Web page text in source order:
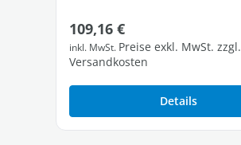
Regulärer Preis:
109,16 €
inkl. MwSt. Preise exkl. MwSt. zzgl.
Versandkosten
Details